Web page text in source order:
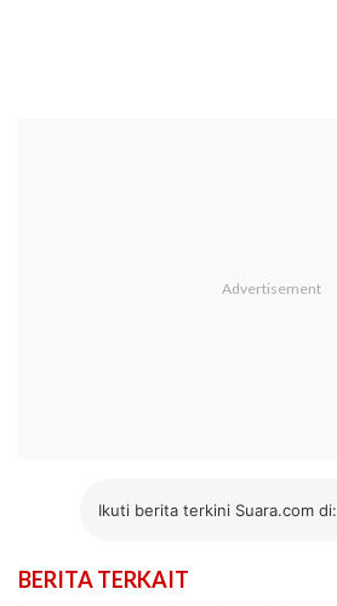
Ikuti berita terkini Suara.com di:
BERITA TERKAIT